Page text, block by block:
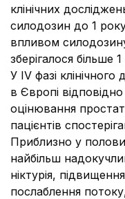
клінічних
силодозин до 1
впливом
зберігалося більше
У IV фазі
в Європі
оцінювання
пацієнтів
Приблизно у
найбільш
ніктурія,
послаблення